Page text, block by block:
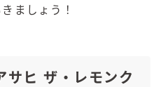
ましょう！
サヒ ザ・レモンク